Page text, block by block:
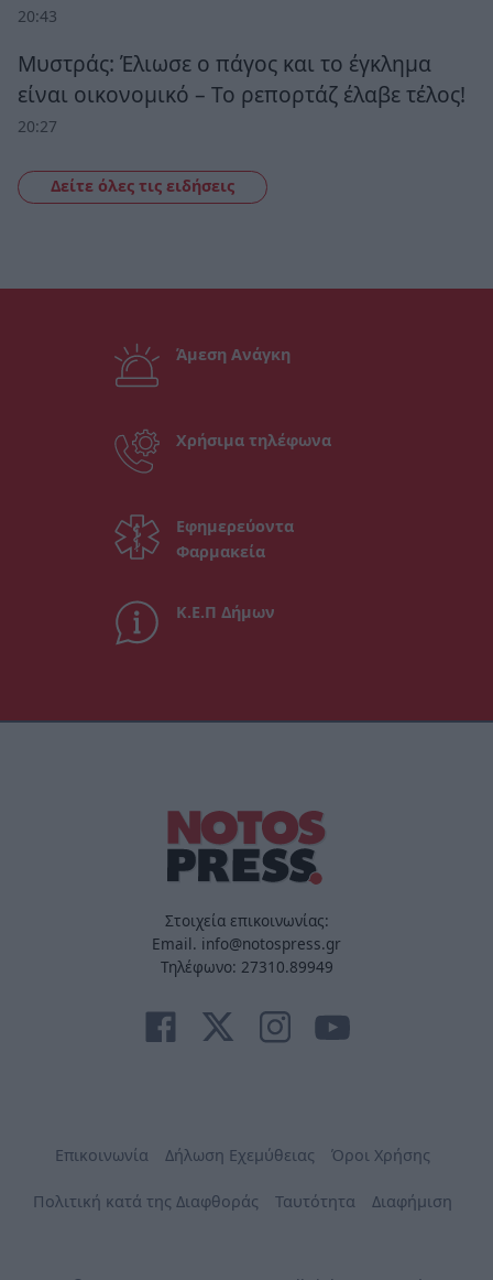
20:43
Μυστράς: Έλιωσε ο πάγος και το έγκλημα
είναι οικονομικό – Το ρεπορτάζ έλαβε τέλος!
20:27
Δείτε όλες τις ειδήσεις
Άμεση Ανάγκη
Χρήσιμα τηλέφωνα
Εφημερεύοντα
Φαρμακεία
Κ.Ε.Π Δήμων
Στοιχεία επικοινωνίας:
Email. info@notospress.gr
Τηλέφωνο: 27310.89949
Επικοινωνία Δήλωση Εχεμύθειας Όροι Χρήσης
Πολιτική κατά της Διαφθοράς Ταυτότητα Διαφήμιση